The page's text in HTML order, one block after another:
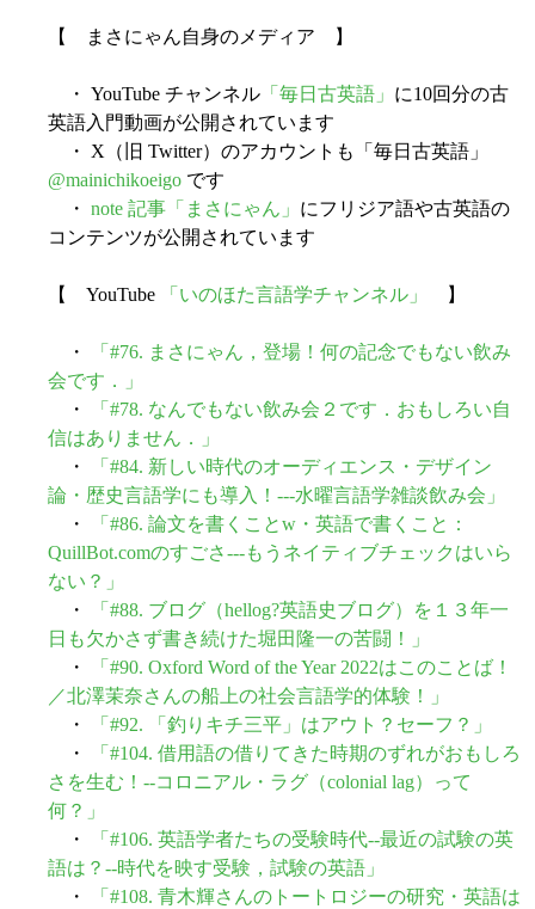
【 まさにゃん自身のメディア 】
・ YouTube チャンネル 「毎日古英語」 に10回分の古
英語入門動画が公開されています
・ X（旧 Twitter）のアカウントも「毎日古英語」
@mainichikoeigo です
・ note 記事「まさにゃん」 にフリジア語や古英語の
コンテンツが公開されています
【 YouTube 「いのほた言語学チャンネル」 】
・
「#76. まさにゃん，登場！何の記念でもない飲み
会です．」
・
「#78. なんでもない飲み会２です．おもしろい自
信はありません．」
・
「#84. 新しい時代のオーディエンス・デザイン
論・歴史言語学にも導入！---水曜言語学雑談飲み会」
・
「#86. 論文を書くことw・英語で書くこと：
QuillBot.comのすごさ---もうネイティブチェックはいら
ない？」
・
「#88. ブログ（hellog?英語史ブログ）を１３年一
日も欠かさず書き続けた堀田隆一の苦闘！」
・
「#90. Oxford Word of the Year 2022はこのことば！
／北澤茉奈さんの船上の社会言語学的体験！」
・
「#92. 「釣りキチ三平」はアウト？セーフ？」
・
「#104. 借用語の借りてきた時期のずれがおもしろ
さを生む！--コロニアル・ラグ（colonial lag）って
何？」
・
「#106. 英語学者たちの受験時代--最近の試験の英
語は？--時代を映す受験，試験の英語」
・
「#108. 青木輝さんのトートロジーの研究・英語は